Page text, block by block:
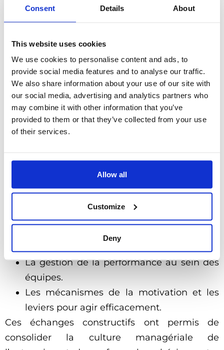
Consent Details About
This website uses cookies
We use cookies to personalise content and ads, to
provide social media features and to analyse our traffic.
We also share information about your use of our site with
our social media, advertising and analytics partners who
may combine it with other information that you’ve
provided to them or that they’ve collected from your use
of their services.
Allow all
Customize
Deny
Lyon –Plusieurs collaborateurs d’ARKADIA
Ingénierie et de Boccard ont participé à une
formation sur le management d’équipe,
Un programme riche et inspirant, les
participants ont exploré des thématiques clés
pour renforcer leurs compétences
managériales, notamment :
La gestion de la performance au sein des
équipes.
Les mécanismes de la motivation et les
leviers pour agir efficacement.
Ces échanges constructifs ont permis de
consolider la culture managériale de